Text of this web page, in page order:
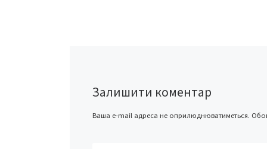
Залишити коментар
Ваша e-mail адреса не оприлюднюватиметься.